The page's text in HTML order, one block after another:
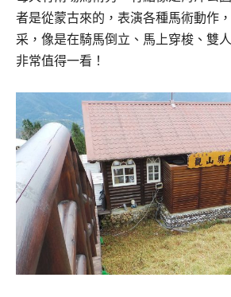
者是從蒙古來的，表演各種馬術動作
采，像是在騎馬倒立、馬上穿梭、雙
非常值得一看！